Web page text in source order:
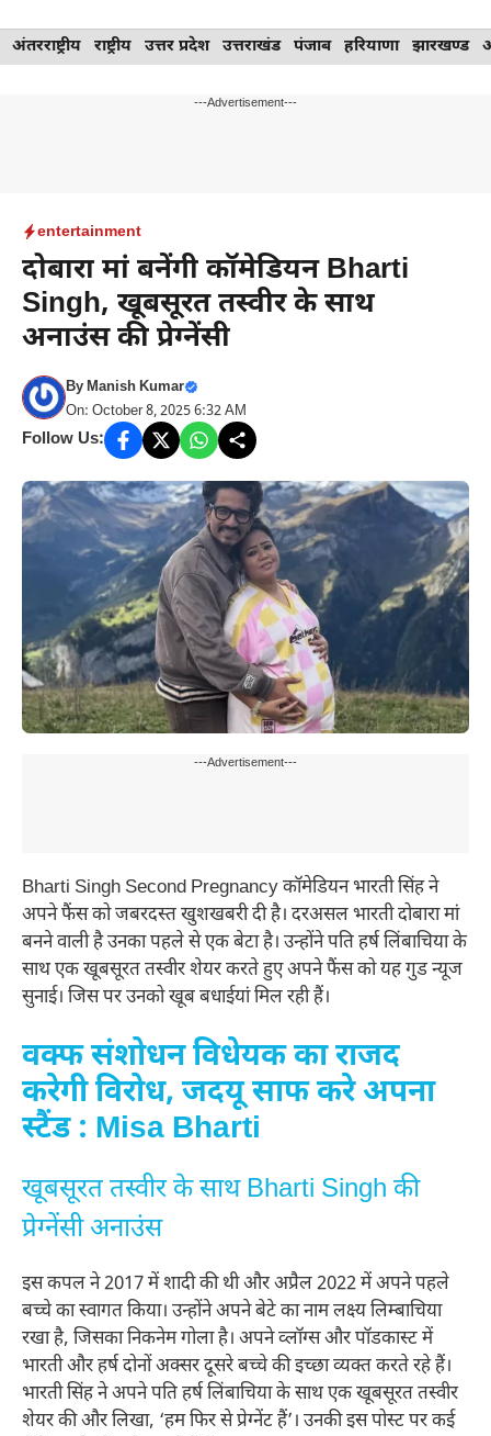
Skip
to
अंतरराष्ट्रीय राष्ट्रीय उत्तर प्रदेश उत्तराखंड पंजाब हरियाणा झारखण्ड
---Advertisement---
entertainment
दोबारा मां बनेंगी कॉमेडियन Bharti
Singh, खूबसूरत तस्वीर के साथ
अनाउंस की प्रेग्नेंसी
ByManish Kumar
On: October 8, 2025 6:32 AM
Follow Us:
---Advertisement---
Bharti Singh Second Pregnancy कॉमेडियन भारती सिंह ने
अपने फैंस को जबरदस्त खुशखबरी दी है। दरअसल भारती दोबारा मां
बनने वाली है उनका पहले से एक बेटा है। उन्होंने पति हर्ष लिंबाचिया के
साथ एक खूबसूरत तस्वीर शेयर करते हुए अपने फैंस को यह गुड न्यूज
सुनाई। जिस पर उनको खूब बधाईयां मिल रही हैं।
वक्फ संशोधन विधेयक का राजद
करेगी विरोध, जदयू साफ करे अपना
स्टैंड : Misa Bharti
खूबसूरत तस्वीर के साथ Bharti Singh की
प्रेग्नेंसी अनाउंस
इस कपल ने 2017 में शादी की थी और अप्रैल 2022 में अपने पहले
बच्चे का स्वागत किया। उन्होंने अपने बेटे का नाम लक्ष्य लिम्बाचिया
रखा है, जिसका निकनेम गोला है। अपने व्लॉग्स और पॉडकास्ट में
भारती और हर्ष दोनों अक्सर दूसरे बच्चे की इच्छा व्यक्त करते रहे हैं।
भारती सिंह ने अपने पति हर्ष लिंबाचिया के साथ एक खूबसूरत तस्वीर
शेयर की और लिखा, ‘हम फिर से प्रेग्नेंट हैं’। उनकी इस पोस्ट पर कई